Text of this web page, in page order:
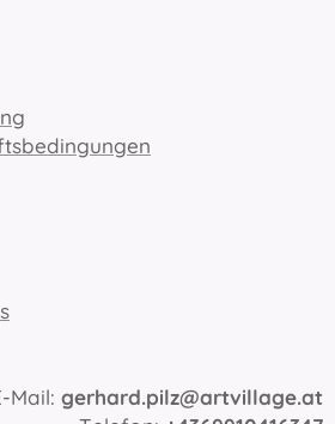
Mail: gerhard.pilz@artvillage.at